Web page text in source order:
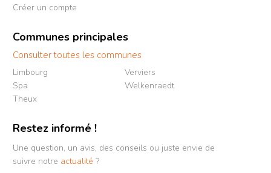
Créer un compte
Communes principales
Consulter toutes les communes
Limbourg
Spa
Theux
Verviers
Welkenraedt
Restez informé !
Une question, un avis, des conseils ou juste envie de
suivre notre actualité ?